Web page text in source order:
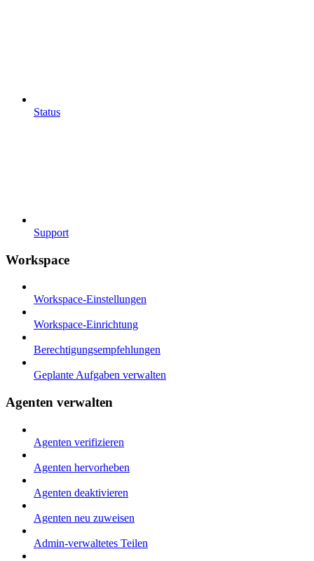
Status
Support
Workspace
Workspace-Einstellungen
Workspace-Einrichtung
Berechtigungsempfehlungen
Geplante Aufgaben verwalten
Agenten verwalten
Agenten verifizieren
Agenten hervorheben
Agenten deaktivieren
Agenten neu zuweisen
Admin-verwaltetes Teilen